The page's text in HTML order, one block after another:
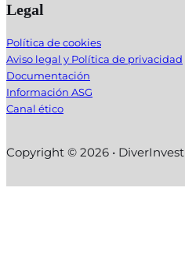
Legal
Política de cookies
Aviso legal y Política de privacidad
Documentación
Información ASG
Canal ético
Copyright © 2026 • DiverInvest